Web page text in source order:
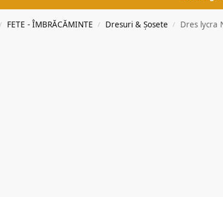
/ FETE - ÎMBRĂCĂMINTE / Dresuri & Șosete / Dres lycra